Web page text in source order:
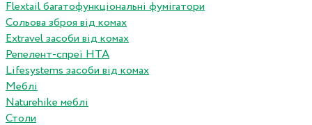
Flextail багатофункціональні фумігатори
Сольова зброя від комах
Extravel засоби від комах
Репелент-спреї HTA
Lifesystems засоби від комах
Меблі
Naturehike меблі
Столи